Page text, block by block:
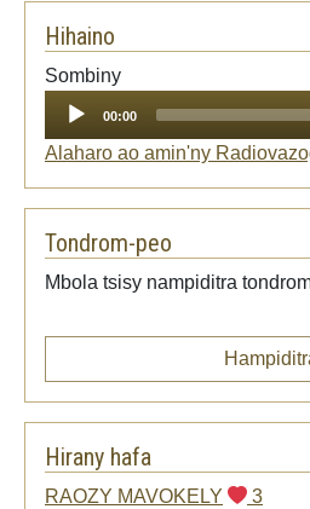
Hihaino
SombinyAudio
00:00
Alaharo ao amin'ny
Tondrom-peo
Mbola tsisy nampiditra
Hirany hafa
RAOZY MAVOKELY
3